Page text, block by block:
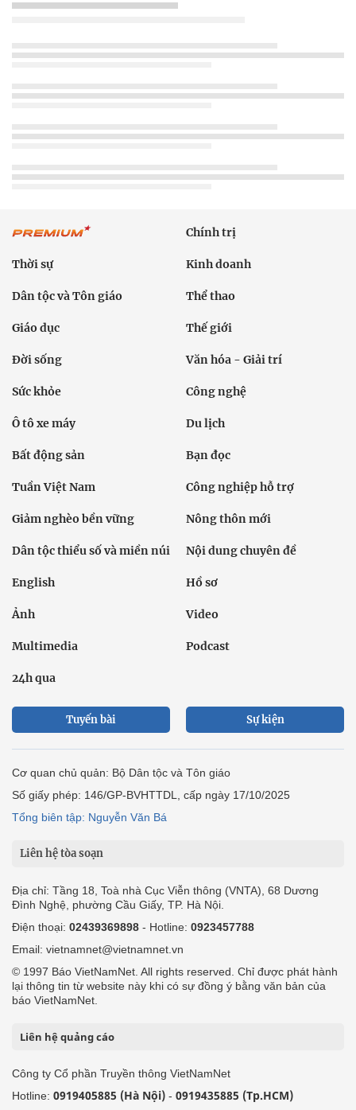
Chính trị
Thời sự Kinh doanh
Dân tộc và Tôn giáo Thể thao
Giáo dục Thế giới
Đời sống Văn hóa - Giải trí
Sức khỏe Công nghệ
Ô tô xe máy Du lịch
Bất động sản Bạn đọc
Tuần Việt Nam Công nghiệp hỗ trợ
Giảm nghèo bền vững Nông thôn mới
Dân tộc thiểu số và miền núi Nội dung chuyên đề
English Hồ sơ
Ảnh Video
Multimedia Podcast
24h qua
Tuyến bài Sự kiện
Cơ quan chủ quản: Bộ Dân tộc và Tôn giáo
Số giấy phép: 146/GP-BVHTTDL, cấp ngày 17/10/2025
Tổng biên tập: Nguyễn Văn Bá
Liên hệ tòa soạn
Địa chỉ: Tầng 18, Toà nhà Cục Viễn thông (VNTA), 68 Dương
Đình Nghệ, phường Cầu Giấy, TP. Hà Nội.
Điện thoại: 02439369898 - Hotline: 0923457788
Email: vietnamnet@vietnamnet.vn
© 1997 Báo VietNamNet. All rights reserved. Chỉ được phát hành
lại thông tin từ website này khi có sự đồng ý bằng văn bản của
báo VietNamNet.
Liên hệ quảng cáo
Công ty Cổ phần Truyền thông VietNamNet
Hotline: 0919405885 (Hà Nội) - 0919435885 (Tp.HCM)